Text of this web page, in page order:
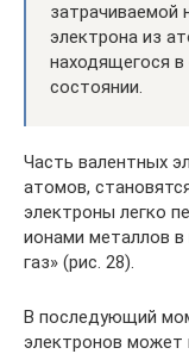
затрачиваемой
электрона из
находящегося
состоянии.
Часть валентных
атомов,
электроны легко
ионами металлов в
газ» (рис. 28).
В последующий
электронов может